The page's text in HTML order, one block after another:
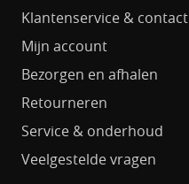
Klantenservice & contact
Mijn account
Bezorgen en afhalen
Retourneren
Service & onderhoud
Veelgestelde vragen